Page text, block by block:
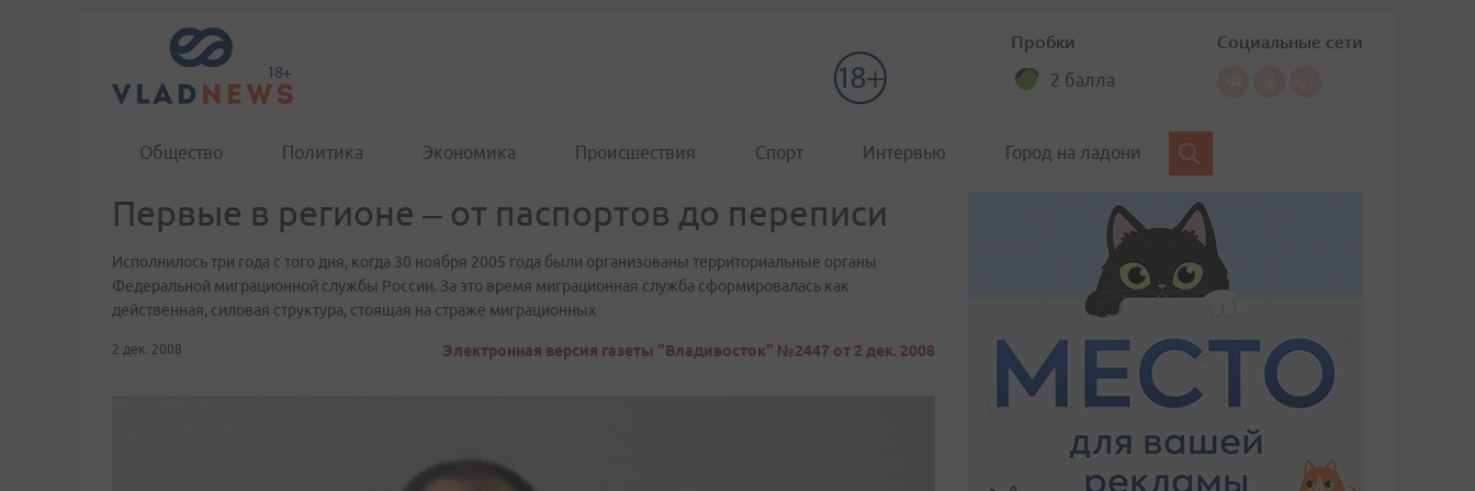
Пробки
2 балла
Социальные сети
Общество Политика Экономика Происшествия Спорт Интервью Город на ладони
Первые в регионе – от паспортов до переписи
Исполнилось три года с того дня, когда 30 ноября 2005 года были организованы территориальные органы
Федеральной миграционной службы России. За это время миграционная служба сформировалась как
действенная, силовая структура, стоящая на страже миграционных
2 дек. 2008 Электронная версия газеты "Владивосток" №2447 от 2 дек. 2008